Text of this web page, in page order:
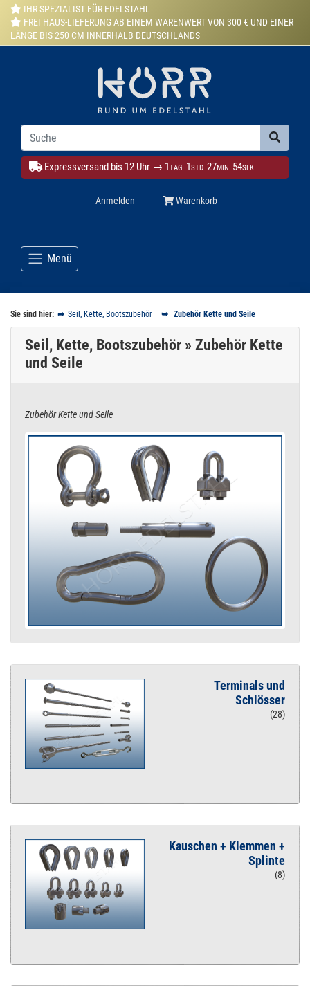
IHR SPEZIALIST FÜR EDELSTAHL
FREI HAUS-LIEFERUNG AB EINEM WARENWERT VON 300 € UND EINER
LÄNGE BIS 250 CM INNERHALB DEUTSCHLANDS
Expressversand bis 12 Uhr → 1TAG 1STD 27MIN 54SEK
Anmelden Warenkorb
Menü
Sie sind hier: Seil, Kette, Bootszubehör Zubehör Kette und Seile
Seil, Kette, Bootszubehör » Zubehör Kette
und Seile
Zubehör Kette und Seile
Terminals und
Schlösser
(28)
Kauschen + Klemmen +
Splinte
(8)